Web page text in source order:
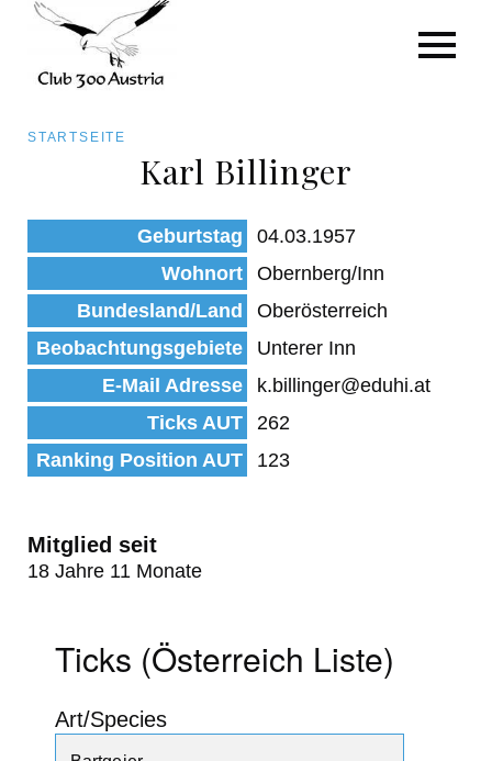
zum
Inhalt
Pfadnavigation
STARTSEITE
Karl Billinger
Geburtstag
04.03.1957
Wohnort
Obernberg/Inn
Bundesland/Land
Oberösterreich
Beobachtungsgebiete
Unterer Inn
E-Mail Adresse
k.billinger@eduhi.at
Ticks AUT
262
Ranking Position AUT
123
Mitglied seit
18 Jahre 11 Monate
Ticks (Österreich Liste)
Art/Species
Art/Species
Status
Kategorie für die Österreich-Liste
Beobachtungen